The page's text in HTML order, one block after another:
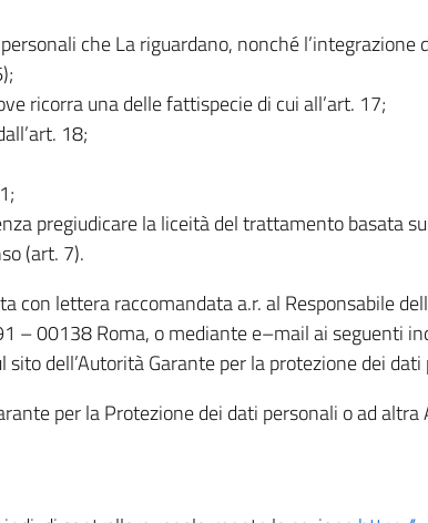
che La riguardano, nonché
ricorra una delle fattispecie di cui all’art. 17;
18;
pregiudicare la liceità del trattamento basata
(art. 7).
lettera raccomandata a.r. al Responsabile
– 00138 Roma, o mediante e–mail ai seguenti
dell’Autorità Garante per la protezione dei
per la Protezione dei dati personali o ad